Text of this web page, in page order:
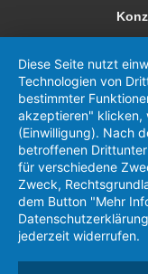
Diese Seite nutzt
Technologien von
bestimmter
akzeptieren" klicken,
(Einwilligung). Nach
betroffenen
für verschiedene
Zweck,
dem Button "Mehr
jederzeit widerrufen.